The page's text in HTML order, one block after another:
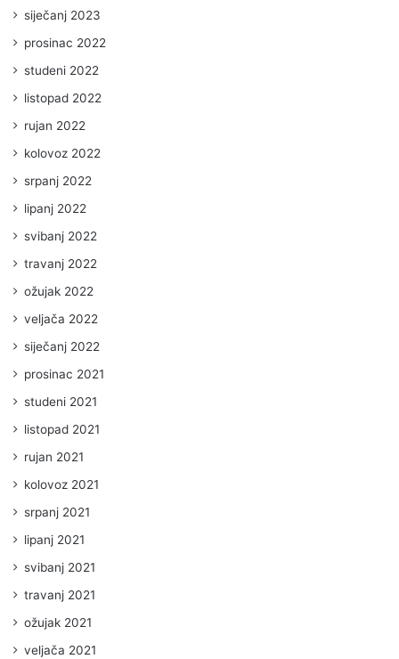
siječanj 2023
prosinac 2022
studeni 2022
listopad 2022
rujan 2022
kolovoz 2022
srpanj 2022
lipanj 2022
svibanj 2022
travanj 2022
ožujak 2022
veljača 2022
siječanj 2022
prosinac 2021
studeni 2021
listopad 2021
rujan 2021
kolovoz 2021
srpanj 2021
lipanj 2021
svibanj 2021
travanj 2021
ožujak 2021
veljača 2021